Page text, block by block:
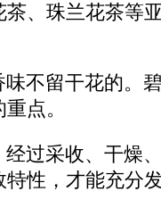
、珠兰花茶
不留干花的。
点。
过采收、干燥
性，才能充分